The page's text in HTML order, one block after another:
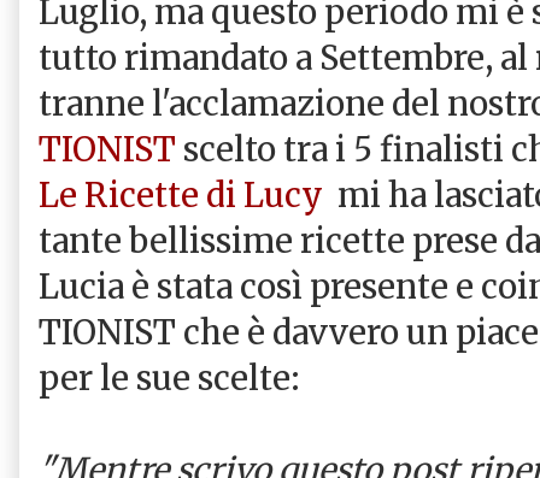
Luglio, ma questo periodo mi
tutto rimandato a Settembre,
tranne l'acclamazione del
TIONIST scelto tra i 5 finalisti
Le Ricette di Lucy mi ha
tante bellissime ricette prese
Lucia è stata così presente e
TIONIST che è davvero un
per le sue scelte:
"Mentre scrivo questo post